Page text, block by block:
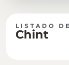
LISTADO
Chint